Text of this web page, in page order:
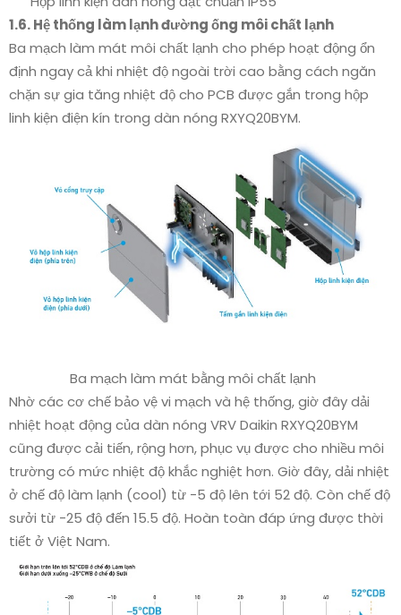
1.6. Hệ thống làm lạnh đường ống môi chất lạnh
Ba mạch làm mát môi chất lạnh cho phép hoạt động ổn
định ngay cả khi nhiệt độ ngoài trời cao bằng cách ngăn
chặn sự gia tăng nhiệt độ cho PCB được gắn trong hộp
linh kiện điện kín trong dàn nóng RXYQ20BYM.
Ba mạch làm mát bằng môi chất lạnh
Nhờ các cơ chế bảo vệ vi mạch và hệ thống, giờ đây dải
nhiệt hoạt động của dàn nóng VRV Daikin RXYQ20BYM
cũng được cải tiến, rộng hơn, phục vụ được cho nhiều môi
trường có mức nhiệt độ khắc nghiệt hơn. Giờ đây, dải nhiệt
ở chế độ làm lạnh (cool) từ -5 độ lên tới 52 độ. Còn chế độ
sưởi từ -25 độ đến 15.5 độ. Hoàn toàn đáp ứng được thời
tiết ở Việt Nam.